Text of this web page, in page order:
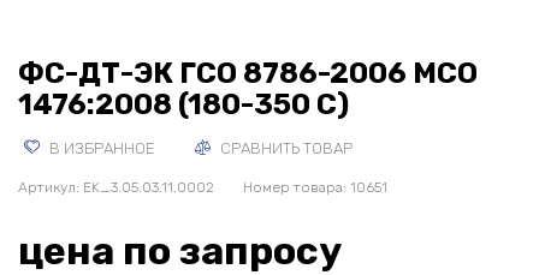
ФС-ДТ-ЭК ГСО 8786-2006 МСО
1476:2008 (180-350 С)
В ИЗБРАННОЕ СРАВНИТЬ ТОВАР
Артикул: EK_3.05.03.11.0002 Номер товара: 10651
цена по запросу